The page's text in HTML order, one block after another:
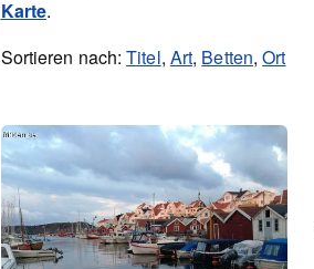
Karte.
Sortieren nach:Titel, Art, Betten,Ort